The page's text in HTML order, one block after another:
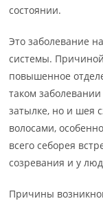
состоянии.
Это заболевание
системы.
повышенное
таком
затылке, но и шея
волосами,
всего себорея
созревания и у
Причины